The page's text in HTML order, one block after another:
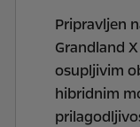
Pripravljen
Grandland
osupljivim
hibridnim